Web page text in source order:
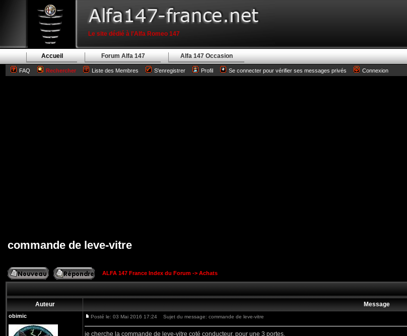
Le site dédié à l'Alfa Romeo 147
Accueil Forum Alfa 147 Alfa 147 Occasion
FAQ Rechercher Liste des Membres S'enregistrer Profil Se connecter pour vérifier ses messages privés Connexion
commande de leve-vitre
ALFA 147 France Index du Forum -> Achats
Auteur Message
obimic Posté le: 03 Mai 2016 17:24 Sujet du message: commande de leve-vitre
je cherche la commande de leve-vitre coté conducteur, pour une 3 portes.